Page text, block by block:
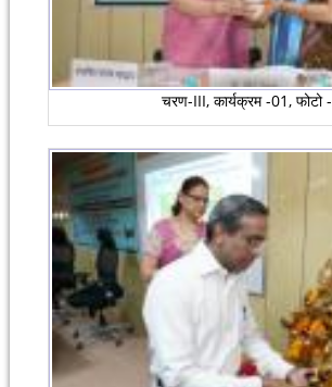
चरण-III, कार्यक्रम -01, फोटो